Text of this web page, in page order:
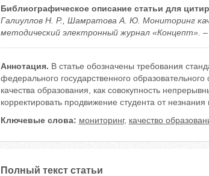
Библиографическое описание статьи для
Галиуллов Н. Р., Шамратова А. Ю. Мониторинг
методический электронный журнал «Концепт».
Аннотация. В статье обозначены требования
федерального государственного
качества образования, как совокупность
корректировать продвижение студента от незнания
Ключевые слова: мониторинг, качество
Полный текст статьи